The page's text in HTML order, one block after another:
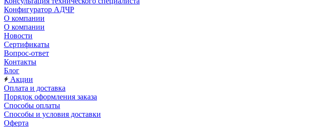
Конфигуратор АДЧР
О компании
О компании
Новости
Сертификаты
Вопрос-ответ
Контакты
Блог
Акции
Оплата и доставка
Порядок оформления заказа
Способы оплаты
Способы и условия доставки
Оферта